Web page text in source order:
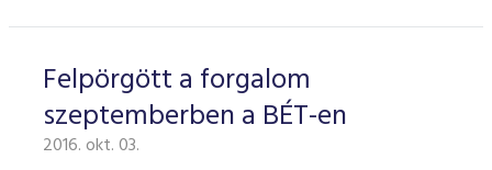
Felpörgött a forgalom
szeptemberben a BÉT-en
2016. okt. 03.